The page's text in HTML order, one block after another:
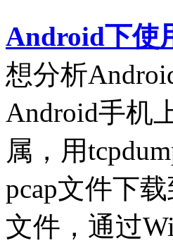
Android下使
想分析
Android手机
属，用
pcap文件下
文件，通过